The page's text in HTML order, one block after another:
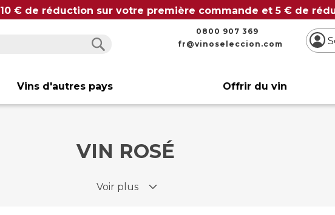
10 € de réduction sur votre première commande et 5 € de
0800 907 369
fr@vinoseleccion.com
Vins d'autres pays Offrir du vin
VIN ROSÉ
Voir plus